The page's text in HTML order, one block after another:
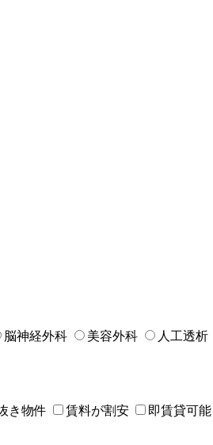
脳神経外科 美容外科 人工透析
き物件 賃料が割安 即賃貸可能